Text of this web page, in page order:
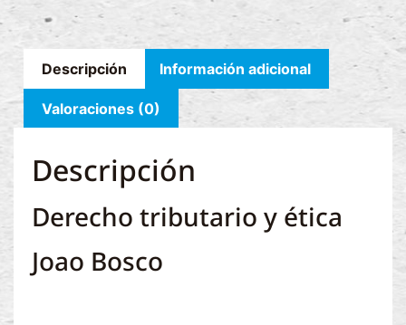
Descripción Información adicional
Valoraciones (0)
Descripción
Derecho tributario y ética
Joao Bosco